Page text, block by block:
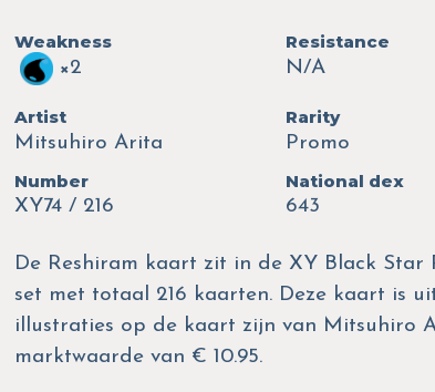
Weakness
×2
Resistance
N/A
Artist
Mitsuhiro Arita
Rarity
Promo
Number
XY74 / 216
National dex
643
De Reshiram kaart zit in de XY Black Star
set met totaal 216 kaarten. Deze kaart is
illustraties op de kaart zijn van Mitsuhiro
marktwaarde van € 10.95.